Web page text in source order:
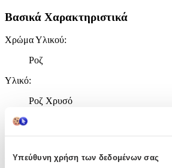
Υπεύθυνη χρήση των δεδομένων σας
Βασικά Χαρακτηριστικά
Χρώμα Υλικού:
Ροζ
Υλικό:
Ροζ Χρυσό
Επιχρυσωμένα
Σετ :